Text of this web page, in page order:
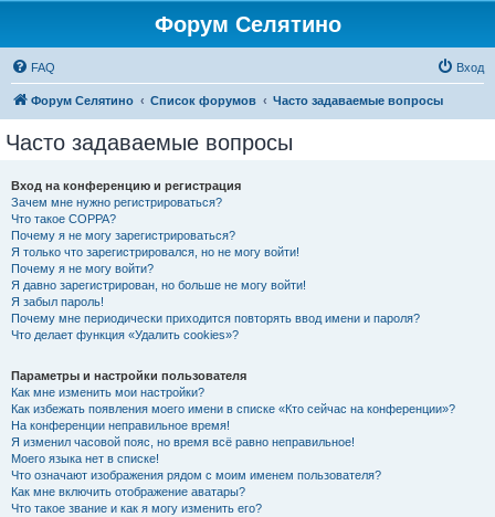
Форум Селятино
FAQ Вход
Форум Селятино Список форумов Часто задаваемые вопросы
Часто задаваемые вопросы
Вход на конференцию и регистрация
Зачем мне нужно регистрироваться?
Что такое COPPA?
Почему я не могу зарегистрироваться?
Я только что зарегистрировался, но не могу войти!
Почему я не могу войти?
Я давно зарегистрирован, но больше не могу войти!
Я забыл пароль!
Почему мне периодически приходится повторять ввод имени и пароля?
Что делает функция «Удалить cookies»?
Параметры и настройки пользователя
Как мне изменить мои настройки?
Как избежать появления моего имени в списке «Кто сейчас на конференции»?
На конференции неправильное время!
Я изменил часовой пояс, но время всё равно неправильное!
Моего языка нет в списке!
Что означают изображения рядом с моим именем пользователя?
Как мне включить отображение аватары?
Что такое звание и как я могу изменить его?